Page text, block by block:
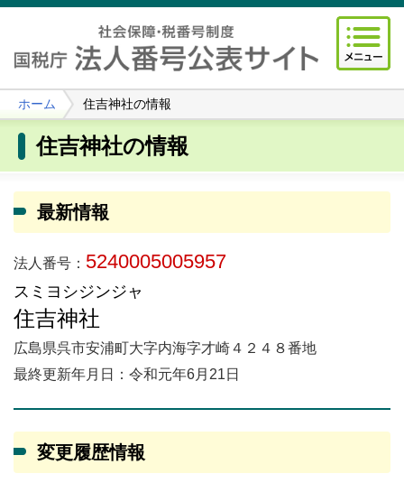
ホーム 住吉神社の情報
住吉神社の情報
最新情報
法人番号： 5240005005957
スミヨシジンジャ
住吉神社
広島県呉市安浦町大字内海字才崎４２４８番地
最終更新年月日：令和元年6月21日
変更履歴情報